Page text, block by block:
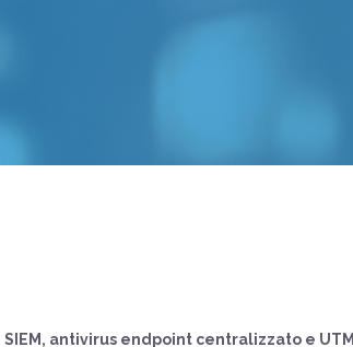
SIEM, antivirus endpoint centralizzato e UTM